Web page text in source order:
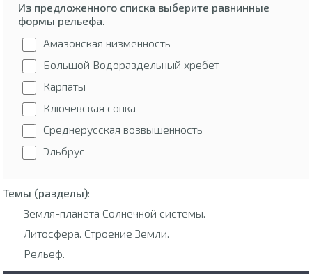
Из предложенного списка выберите равнинные
формы рельефа.
Амазонская низменность
Большой Водораздельный хребет
Карпаты
Ключевская сопка
Среднерусская возвышенность
Эльбрус
Темы (разделы):
Земля-планета Солнечной системы.
Литосфера. Строение Земли.
Рельеф.